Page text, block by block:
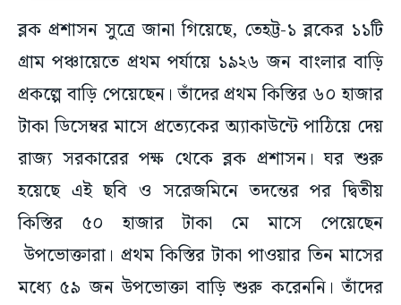
ব্লক প্রশাসন সুত্রে জানা গিয়েছে, তেহট্ট-১ ব্লকের ১১টি
গ্রাম পঞ্চায়েতে প্রথম পর্যায়ে ১৯২৬ জন বাংলার বাড়ি
প্রকল্পে বাড়ি পেয়েছেন। তাঁদের প্রথম কিস্তির ৬০ হাজার
টাকা ডিসেম্বর মাসে প্রত্যেকের অ্যাকাউন্টে পাঠিয়ে দেয়
রাজ্য সরকারের পক্ষ থেকে ব্লক প্রশাসন। ঘর শুরু
হয়েছে এই ছবি ও সরেজমিনে তদন্তের পর দ্বিতীয়
কিস্তির ৫০ হাজার টাকা মে মাসে পেয়েছেন
উপভোক্তারা। প্রথম কিস্তির টাকা পাওয়ার তিন মাসের
মধ্যে ৫৯ জন উপভোক্তা বাড়ি শুরু করেননি। তাঁদের